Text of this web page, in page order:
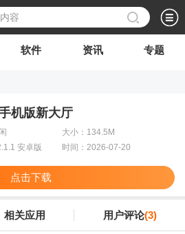
软件 资讯 专题
机版新大厅
大小：134.5M
安卓版
时间：2026-07-20
点击下载
相关应用 用户评论(3)